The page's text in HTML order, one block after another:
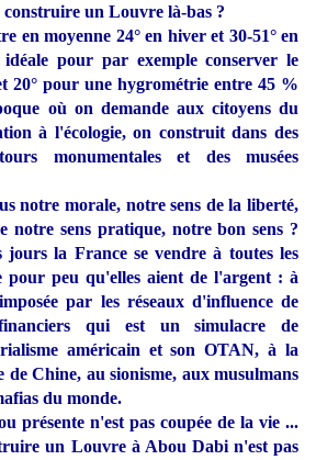
un Louvre là-bas ?
en moyenne 24° en hiver et 30-51° en
pour par exemple conserver le
20° pour une hygrométrie entre 45 %
où on demande aux citoyens du
à l'écologie, on construit dans des
monumentales et des musées
notre morale, notre sens de la liberté,
notre sens pratique, notre bon sens ?
jours la France se vendre à toutes les
pour peu qu'elles aient de l'argent : à
par les réseaux d'influence de
qui est un simulacre de
américain et son OTAN, à la
Chine, au sionisme, aux musulmans
du monde.
présente n'est pas coupée de la vie ...
un Louvre à Abou Dabi n'est pas